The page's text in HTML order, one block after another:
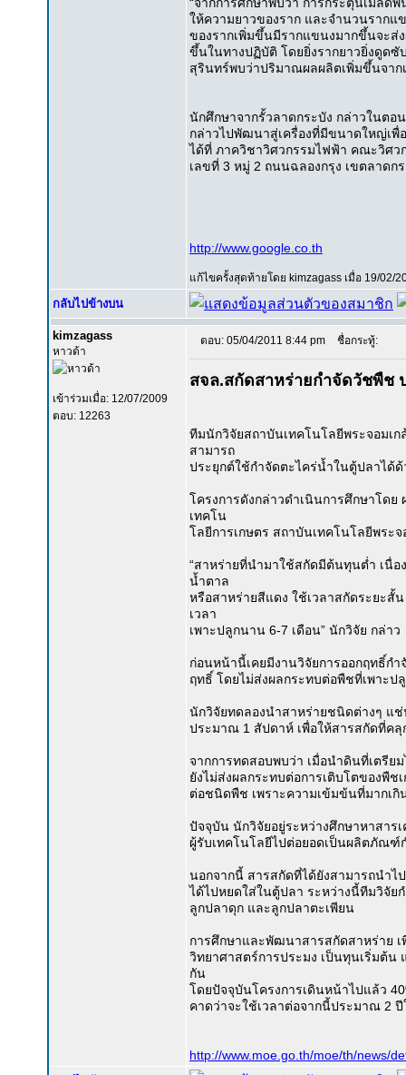
ให้ความยาวของราก และจำนวนรากแ
ของรากเพิ่มขึ้นมีรากแขนงมากขึ้นจะส่
ขึ้นในทางปฏิบัติ โดยยิ่งรากยาวยิ่งดูดซั
สุรินทร์พบว่าปริมาณผลผลิตเพิ่มขึ้นจาก
นักศึกษาจากรั้วลาดกระบัง กล่าวในต
กล่าวไปพัฒนาสู่เครื่องที่มีขนาดใหญ่เพื่
ได้ที่ ภาควิชาวิศวกรรมไฟฟ้า คณะวิศว
เลขที่ 3 หมู่ 2 ถนนฉลองกรุง เขตลาดก
http://www.google.co.th
แก้ไขครั้งสุดท้ายโดย kimzagass เมื่อ 19/02/
กลับไปข้างบน
kimzagass
หาวด้า
เข้าร่วมเมื่อ: 12/07/2009
ตอบ: 12263
ตอบ: 05/04/2011 8:44 pm ชื่อกระทู้:
สจล.สกัดสาหร่ายกำจัดวัชพืช
ทีมนักวิจัยสถาบันเทคโนโลยีพระจอมเ
สามารถ
ประยุกต์ใช้กำจัดตะไคร่น้ำในตู้ปลาได้
โครงการดังกล่าวดำเนินการศึกษาโด
เทคโน
โลยีการเกษตร สถาบันเทคโนโลยีพระ
“สาหร่ายที่นำมาใช้สกัดมีต้นทุนต่ำ เนื่อ
น้ำตาล
หรือสาหร่ายสีแดง ใช้เวลาสกัดระยะสั้
เวลา
เพาะปลูกนาน 6-7 เดือน” นักวิจัย กล่าว
ก่อนหน้านี้เคยมีงานวิจัยการออกฤทธิ์ก
ฤทธิ์ โดยไม่ส่งผลกระทบต่อพืชที่เพาะป
นักวิจัยทดลองนำสาหร่ายชนิดต่างๆ แ
ประมาณ 1 สัปดาห์ เพื่อให้สารสกัดที่คลุ
จากการทดสอบพบว่า เมื่อนำดินที่เตรีย
ยังไม่ส่งผลกระทบต่อการเติบโตของพื
ต่อชนิดพืช เพราะความเข้มข้นที่มากเกิ
ปัจจุบัน นักวิจัยอยู่ระหว่างศึกษาหาสา
ผู้รับเทคโนโลยีไปต่อยอดเป็นผลิตภัณฑ์
นอกจากนี้ สารสกัดที่ได้ยังสามารถนำไ
ได้ไปหยดใส่ในตู้ปลา ระหว่างนี้ทีมวิจั
ลูกปลาดุก และลูกปลาตะเพียน
การศึกษาและพัฒนาสารสกัดสาหร่าย
วิทยาศาสตร์การประมง เป็นทุนเริ่มต้
กัน
โดยปัจจุบันโครงการเดินหน้าไปแล้ว
คาดว่าจะใช้เวลาต่อจากนี้ประมาณ 2
http://www.moe.go.th/moe/th/news/